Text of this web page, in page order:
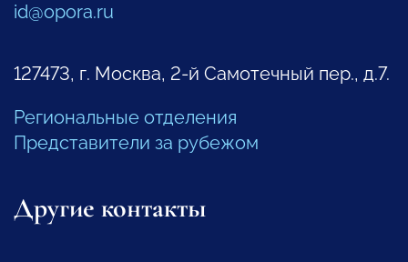
id@opora.ru
127473, г. Москва, 2-й Самотечный пер., д.7.
Региональные отделения
Представители за рубежом
Другие контакты